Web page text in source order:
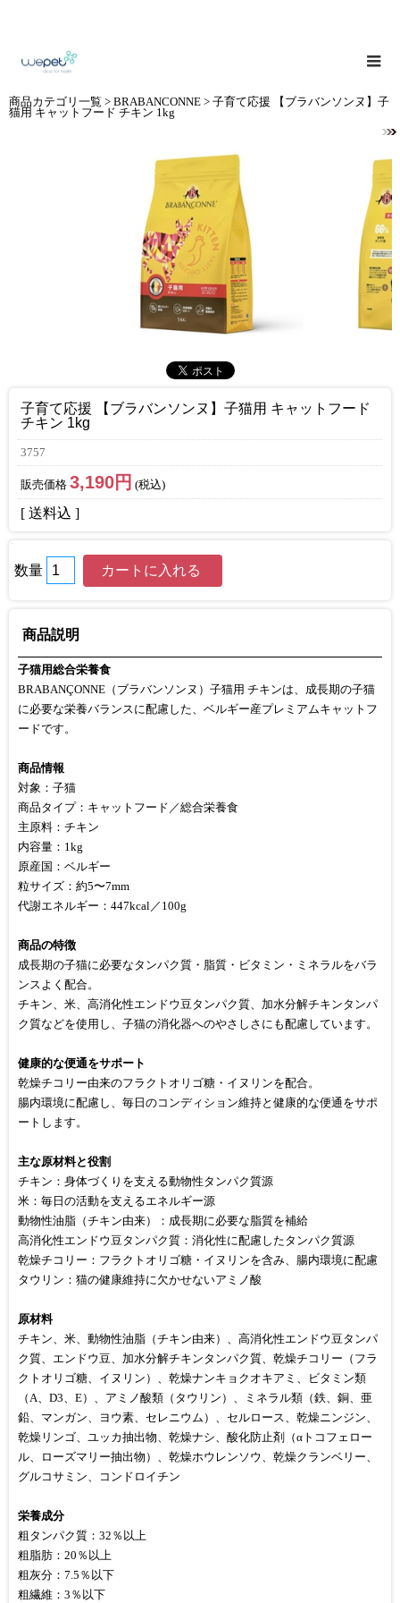
商品カテゴリ一覧 > BRABANCONNE > 子育て応援 【ブラバンソンヌ】子
猫用 キャットフード チキン 1kg
子育て応援 【ブラバンソンヌ】子猫用 キャットフード
チキン 1kg
3757
販売価格 3,190円 (税込)
[ 送料込 ]
数量
商品説明
子猫用総合栄養食
BRABANÇONNE（ブラバンソンヌ）子猫用 チキンは、成長期の子猫
に必要な栄養バランスに配慮した、ベルギー産プレミアムキャットフ
ードです。
商品情報
対象：子猫
商品タイプ：キャットフード／総合栄養食
主原料：チキン
内容量：1kg
原産国：ベルギー
粒サイズ：約5〜7mm
代謝エネルギー：447kcal／100g
商品の特徴
成長期の子猫に必要なタンパク質・脂質・ビタミン・ミネラルをバラ
ンスよく配合。
チキン、米、高消化性エンドウ豆タンパク質、加水分解チキンタンパ
ク質などを使用し、子猫の消化器へのやさしさにも配慮しています。
健康的な便通をサポート
乾燥チコリー由来のフラクトオリゴ糖・イヌリンを配合。
腸内環境に配慮し、毎日のコンディション維持と健康的な便通をサポ
ートします。
主な原材料と役割
チキン：身体づくりを支える動物性タンパク質源
米：毎日の活動を支えるエネルギー源
動物性油脂（チキン由来）：成長期に必要な脂質を補給
高消化性エンドウ豆タンパク質：消化性に配慮したタンパク質源
乾燥チコリー：フラクトオリゴ糖・イヌリンを含み、腸内環境に配慮
タウリン：猫の健康維持に欠かせないアミノ酸
原材料
チキン、米、動物性油脂（チキン由来）、高消化性エンドウ豆タンパ
ク質、エンドウ豆、加水分解チキンタンパク質、乾燥チコリー（フラ
クトオリゴ糖、イヌリン）、乾燥ナンキョクオキアミ、ビタミン類
（A、D3、E）、アミノ酸類（タウリン）、ミネラル類（鉄、銅、亜
鉛、マンガン、ヨウ素、セレニウム）、セルロース、乾燥ニンジン、
乾燥リンゴ、ユッカ抽出物、乾燥ナシ、酸化防止剤（αトコフェロー
ル、ローズマリー抽出物）、乾燥ホウレンソウ、乾燥クランベリー、
グルコサミン、コンドロイチン
栄養成分
粗タンパク質：32％以上
粗脂肪：20％以上
粗灰分：7.5％以下
粗繊維：3％以下